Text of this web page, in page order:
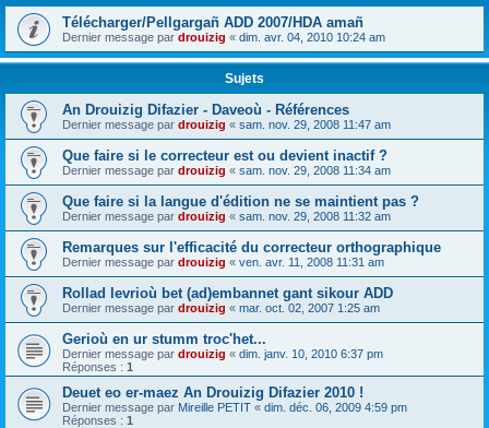
e
r
Télécharger/Pellgargañ ADD 2007/HDA amañ
Dernier message par drouizig « dim. avr. 04, 2010 10:24 am
Sujets
An Drouizig Difazier - Daveoù - Références
Dernier message par drouizig « sam. nov. 29, 2008 11:47 am
Que faire si le correcteur est ou devient inactif ?
Dernier message par drouizig « sam. nov. 29, 2008 11:34 am
Que faire si la langue d'édition ne se maintient pas ?
Dernier message par drouizig « sam. nov. 29, 2008 11:32 am
Remarques sur l'efficacité du correcteur orthographique
Dernier message par drouizig « ven. avr. 11, 2008 11:31 am
Rollad levrioù bet (ad)embannet gant sikour ADD
Dernier message par drouizig « mar. oct. 02, 2007 1:25 am
Gerioù en ur stumm troc'het...
Dernier message par drouizig « dim. janv. 10, 2010 6:37 pm
Réponses : 1
Deuet eo er-maez An Drouizig Difazier 2010 !
Dernier message par Mireille PETIT « dim. déc. 06, 2009 4:59 pm
Réponses : 1